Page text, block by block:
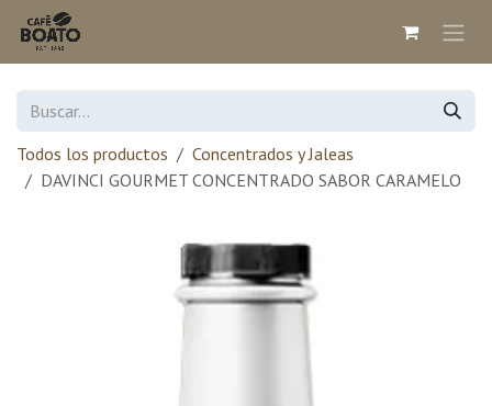
Ir al contenido
Todos los productos
Concentrados y Jaleas
DAVINCI GOURMET CONCENTRADO SABOR CARAMELO